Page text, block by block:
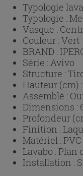
Typologie
Typologie :
Vasque :
Couleur :Vert
BRAND :
Série : Avivo
Structure :
Hauteur (cm) :
Assemblé :
Dimensions :
Profondeur
Finition :
Matériel :PVC
Lavabo :Plan
Installation :